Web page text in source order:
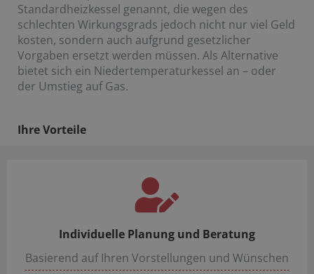
Standardheizkessel genannt, die wegen des
schlechten Wirkungsgrads jedoch nicht nur viel Geld
kosten, sondern auch aufgrund gesetzlicher
Vorgaben ersetzt werden müssen. Als Alternative
bietet sich ein Niedertemperaturkessel an – oder
der Umstieg auf Gas.
Ihre Vorteile
Individuelle Planung und Beratung
Basierend auf Ihren Vorstellungen und Wünschen